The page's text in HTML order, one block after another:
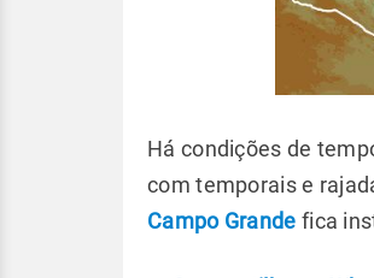
Há condições de
com temporais e
Campo Grande fica